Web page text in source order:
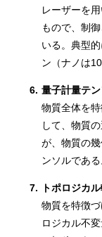
レーザーを
もので、制
いる。典型
ン（ナノは
6. 量子計量テ
物質全体を
して、物質
が、物質の
ンソルである
7.
トポロジカ
物質を特徴
ロジカル不